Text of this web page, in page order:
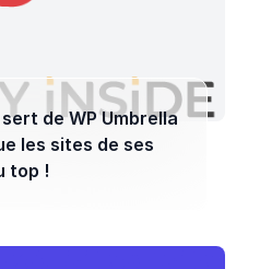
de WP Umbrella
les sites de ses
top !